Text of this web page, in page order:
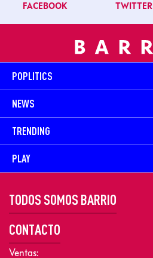
FACEBOOK TWITTER
POPLITICS
NEWS
TRENDING
PLAY
TODOS SOMOS BARRIO
CONTACTO
Ventas: